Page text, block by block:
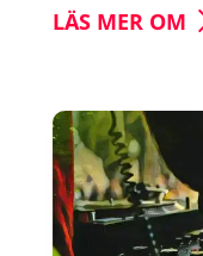
LÄS MER OM